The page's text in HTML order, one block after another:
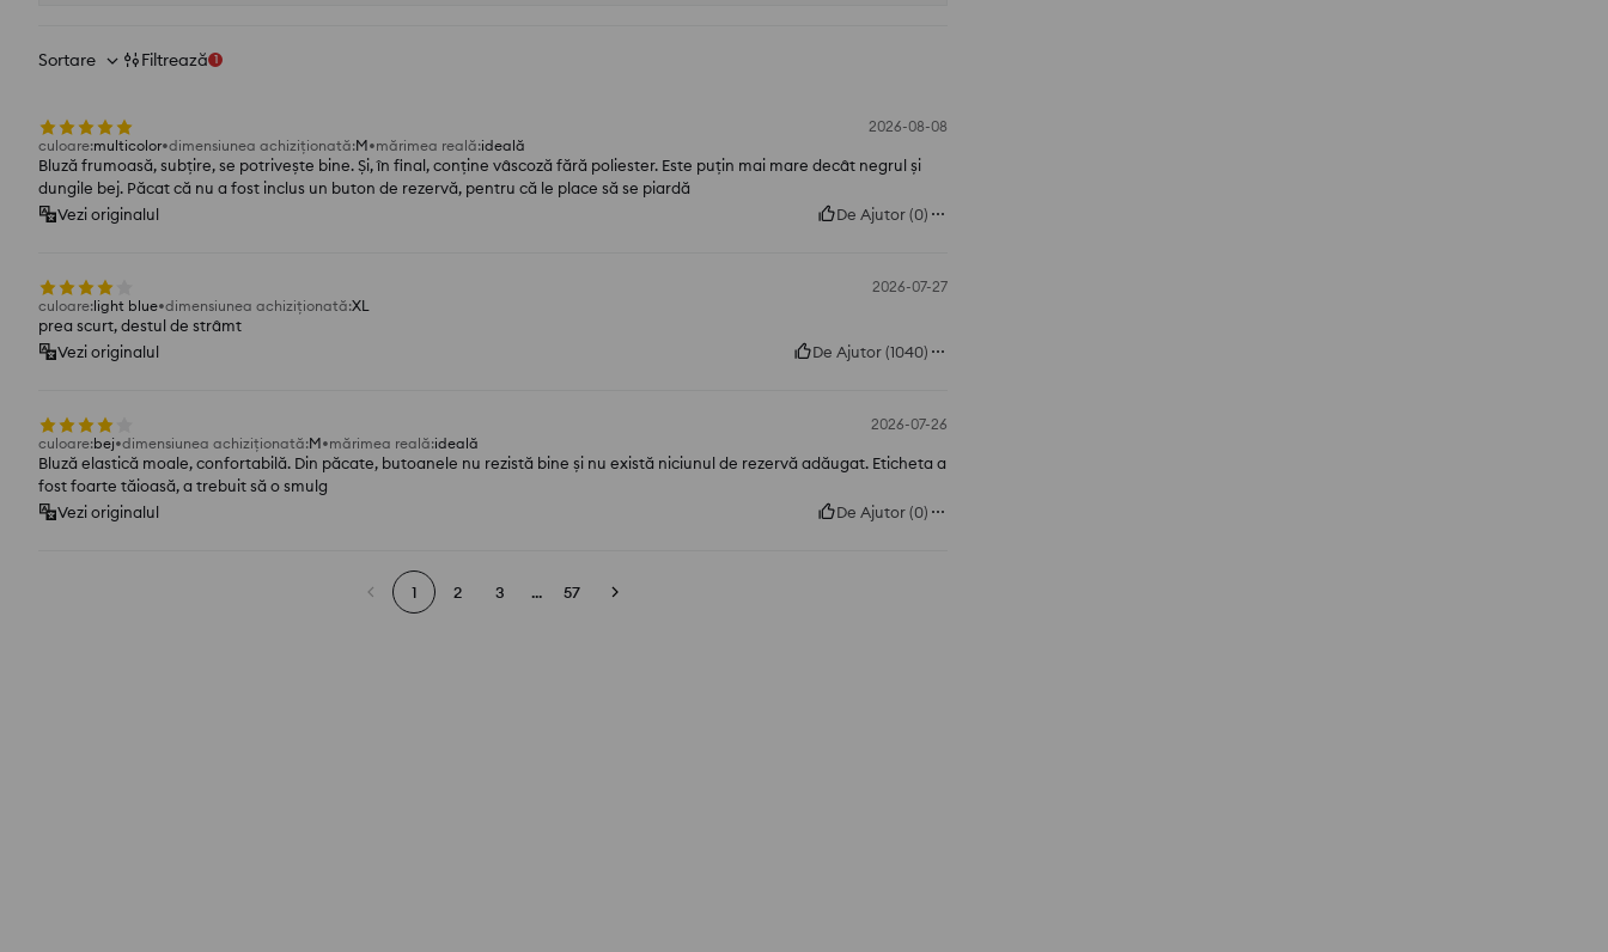
Sortare Filtrează 1
2026-08-08
culoare:multicolor dimensiunea achiziționată:M mărimea reală:ideală
Bluză frumoasă, subțire, se potrivește bine. Și, în final, conține vâscoză fără poliester. Este puțin mai mare decât negrul și
dungile bej. Păcat că nu a fost inclus un buton de rezervă, pentru că le place să se piardă
Vezi originalul
De Ajutor(0)
2026-07-27
culoare:light blue dimensiunea achiziționată:XL
prea scurt, destul de strâmt
Vezi originalul
De Ajutor(1040)
2026-07-26
culoare:bej dimensiunea achiziționată:M mărimea reală:ideală
Bluză elastică moale, confortabilă. Din păcate, butoanele nu rezistă bine și nu există niciunul de rezervă adăugat. Eticheta a
fost foarte tăioasă, a trebuit să o smulg
Vezi originalul
De Ajutor(0)
1 2 3 ... 57